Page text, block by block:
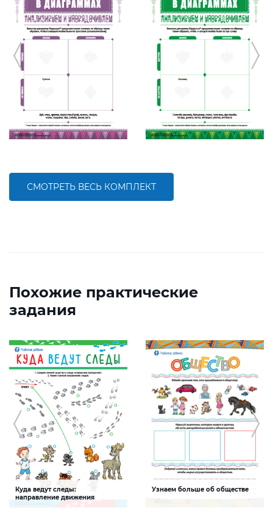
СМОТРЕТЬ ВЕСЬ КОМПЛЕКТ
Похожие практические
задания
Куда ведут следы:
направление движения
Узнаем больше об обществе